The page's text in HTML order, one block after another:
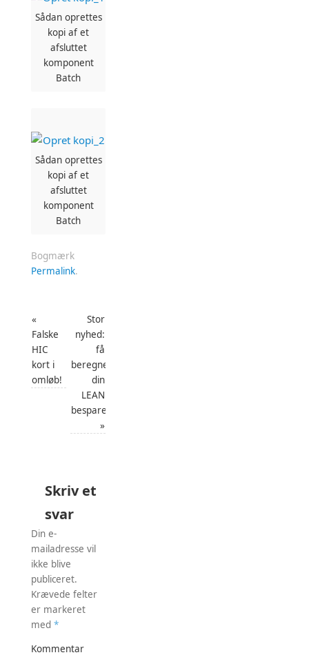
Sådan oprettes
kopi af et
afsluttet
komponent
Batch
Sådan oprettes
kopi af et
afsluttet
komponent
Batch
Bogmærk
Permalink.
«
Falske
HIC
kort i
omløb!
Stor
nyhed:
få
beregnet
din
LEAN
besparelse
»
Skriv et
svar
Din e-
mailadresse vil
ikke blive
publiceret.
Krævede felter
er markeret
med *
Kommentar